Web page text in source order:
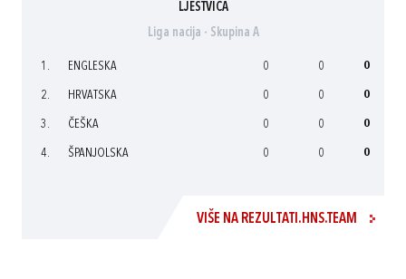
LJESTVICA
Liga nacija - Skupina A
1. ENGLESKA 0 0 0
2. HRVATSKA 0 0 0
3. ČEŠKA 0 0 0
4. ŠPANJOLSKA 0 0 0
VIŠE NA REZULTATI.HNS.TEAM